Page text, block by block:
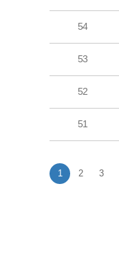
54
53
52
51
1 2 3